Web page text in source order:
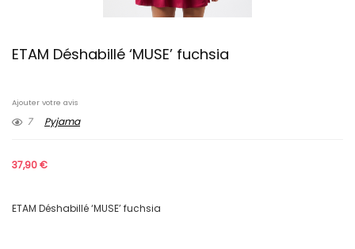
ETAM Déshabillé ‘MUSE’ fuchsia
Ajouter votre avis
7 Pyjama
37,90€
ETAM Déshabillé ‘MUSE’ fuchsia